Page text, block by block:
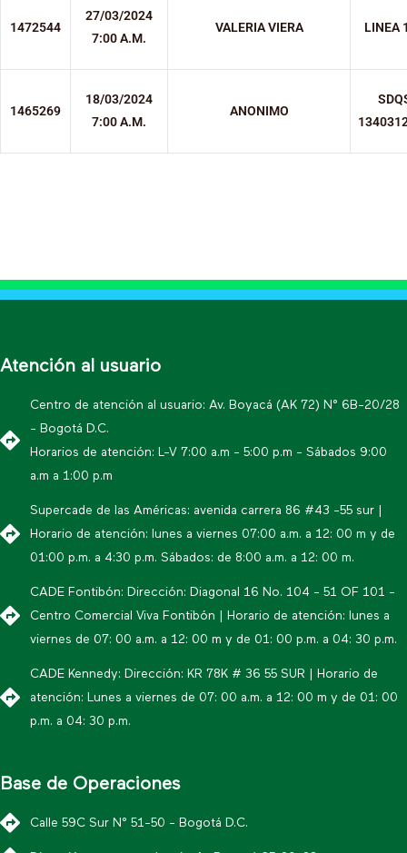
1472544
27/03/2024
7:00 A.M.
VALERIA VIERA LINEA
1465269
18/03/2024
7:00 A.M.
ANONIMO
Atención al usuario
Centro de atención al usuario: Av. Boyacá (AK 72) N° 6B-20/28
- Bogotá D.C.
Horarios de atención: L-V 7:00 a.m - 5:00 p.m - Sábados 9:00
a.m a 1:00 p.m
Supercade de las Américas: avenida carrera 86 #43 -55 sur |
Horario de atención: lunes a viernes 07:00 a.m. a 12: 00 m y de
01:00 p.m. a 4:30 p.m. Sábados: de 8:00 a.m. a 12: 00 m.
CADE Fontibón: Dirección: Diagonal 16 No. 104 - 51 OF 101 -
Centro Comercial Viva Fontibón | Horario de atención: lunes a
viernes de 07: 00 a.m. a 12: 00 m y de 01: 00 p.m. a 04: 30 p.m.
CADE Kennedy: Dirección: KR 78K # 36 55 SUR | Horario de
atención: Lunes a viernes de 07: 00 a.m. a 12: 00 m y de 01: 00
p.m. a 04: 30 p.m.
Base de Operaciones
Calle 59C Sur N° 51-50 - Bogotá D.C.